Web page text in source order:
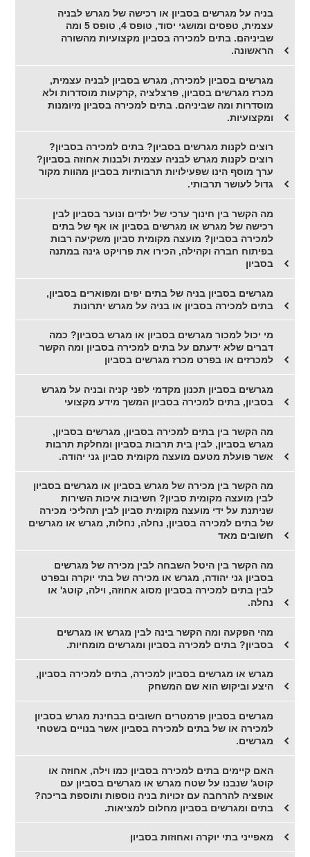
בניה על מגרשים בסביון או רכישה של מגרש לבניה
עצמית, טפסים ומושגי יסוד, טופס 4, טופס 5 ומה
שביניהם. בתים למכירה בסביון מקצועיות מהשורה
הראשונה.
מגרשים בסביון למכירה, מגרש בסביון לבניה עצמית,
מכרז מגרשים בסביון, פרצלציה ,קרקעות מוסדרות ולא
מוסדרות ומה שביניהם. בתים למכירה בסביון מיומנות
ומקצועיות.
רוצים לקנות מגרשים בסביון? בתים למכירה בסביון?
רוצים לקנות מגרש לבניה עצמית ולבנות אחוזה בסביון?
ערך מוסף הינו שפעילויות תרבותיות בסביון מהוות מקור
גדול לעושר תרבותי.
מה הקשר בין חינוך ערכי של ילדים ונוער בסביון לבין
רכישה של מגרש או מגרשים בסביון או אף של בתים
למכירה בסביון? מועצה מקומית סביון משקיעה רבות
בפיתוח חברה וקהילה, הכירו את פרויקט גינה במתנה
בסביון
מגרשים בסביון בניה של בתים יפים ומפוארים בסביון,
בתים למכירה בסביון או בניה על מגרש יתרונות
מי יכול למכור מגרשים בסביון או מגרש בסביון? כמה
דברים שלא ידעתם על בתים למכירה בסביון ומה הקשר
למכרזים או בפרט מכרז מגרשים בסביון
מגרשים בסביון תכנון מקדמי לפני קניה ובניה על מגרש
בסביון, בתים למכירה בסביון המשך מידע מקצועי
מה הקשר בין בתים למכירה בסביון, מגרשים בסביון,
מגרש בסביון, לבין בית תרבות בסביון ומחלקת תרבות
אשר פועלת מטעם מועצה מקומית סביון גני יהודה.
מה הקשר בין מכירה של מגרש בסביון או מגרשים בסביון
לבין מועצה מקומית סביון? חשיבות איכות השירות
שניתנת על ידי מועצה מקומית סביון לבין תהליכי מכירה
של בתים למכירה בסביון, נחלה, נחלות, מגרש או מגרשים
חשובים מאד
מה הקשר בין היטל השבחה לבין מכירה של מגרשים
בסביון גני יהודה, מגרש או מכירה של בתי יוקרה ובפרט
לבין בתים למכירה בסביון מסוג אחוזה, וילה, קוטג' או
נחלה.
מהי הפקעה ומה הקשר בינה לבין מגרש או מגרשים
בסביון? בתים למכירה בסביון ומגרשים מומחיות.
מגרש או מגרשים בסביון למכירה, בתים למכירה בסביון,
היצע וביקוש הוא שם המשחק
מגרשים בסביון פרמטרים חשובים בבחינת מגרש בסביון
למכירה או של בתים למכירה בסביון אשר בנויים בשטחי
מגרשים.
האם קיימים בתים למכירה בסביון כמו וילה, אחוזה או
קוטג' שנבנו על שטח מגרש או מגרשים בסביון עם
אופציה להרחבה עם זכויות בניה נוספות ותוספת בריכה?
בתים ומגרשים בסביון מחלום למציאות.
מאפייני בתי יוקרה ואחוזות בסביון